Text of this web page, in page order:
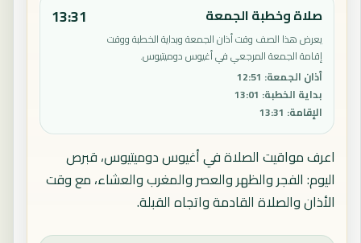
صلاة وخطبة الجمعة
يعرض هذا الصف وقت أذان الجمعة وبداية الخطبة ووقت
إقامة الجمعة المرجعي في أغيوس دوميتيوس.
أذان الجمعة:
12:51
بداية الخطبة:
13:01
الإقامة:
13:31
13:31
اعرف مواقيت الصلاة في أغيوس دوميتيوس، قبرص
اليوم: الفجر والظهر والعصر والمغرب والعشاء، مع وقت
الأذان والصلاة القادمة واتجاه القبلة.